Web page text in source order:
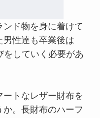
ド物を身に着けて
男性達も卒業後は
をしていく必要があ
トなレザー財布を
。長財布のハーフ